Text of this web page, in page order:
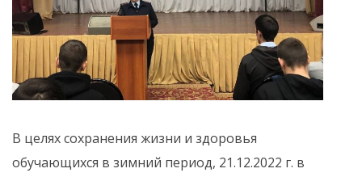
В целях сохранения жизни и здоровья
обучающихся в зимний период, 21.12.2022 г. в